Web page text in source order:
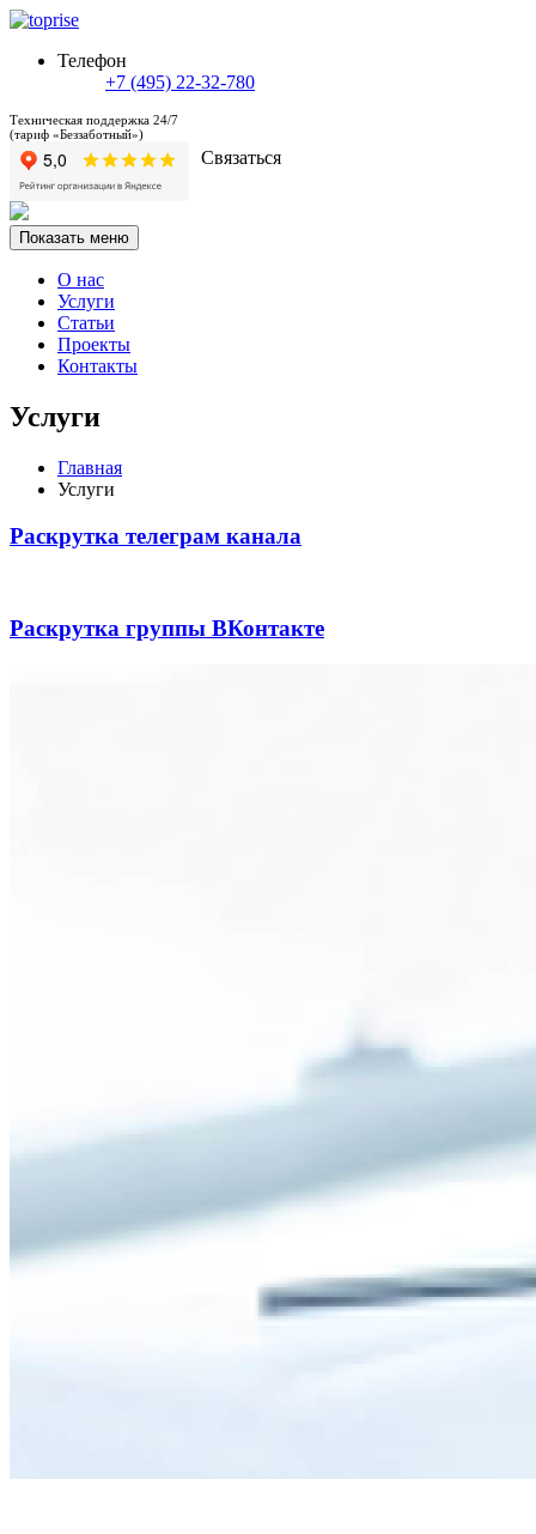
Телефон
+7 (495) 22-32-780
Техническая поддержка 24/7
(тариф «Беззаботный»)
Связаться
Показать меню
О нас
Услуги
Статьи
Проекты
Контакты
Услуги
Главная
Услуги
Раскрутка телеграм канала
Раскрутка группы ВКонтакте